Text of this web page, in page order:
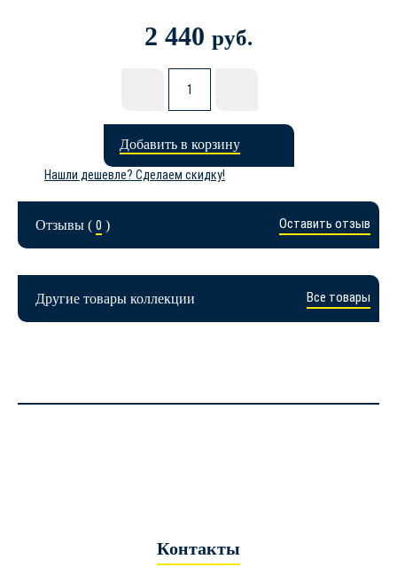
2 440 руб.
Добавить в корзину
Нашли дешевле? Сделаем скидку!
Отзывы ( 0 ) Оставить отзыв
Другие товары коллекции Все товары
Контакты